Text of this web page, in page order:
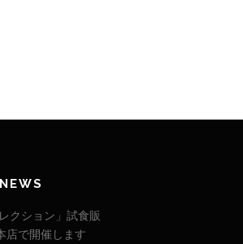
クション」試食販
店で開催します